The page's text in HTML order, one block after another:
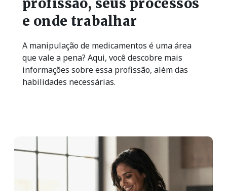
e onde trabalhar
A manipulação de medicamentos é uma área
que vale a pena? Aqui, você descobre mais
informações sobre essa profissão, além das
habilidades necessárias.